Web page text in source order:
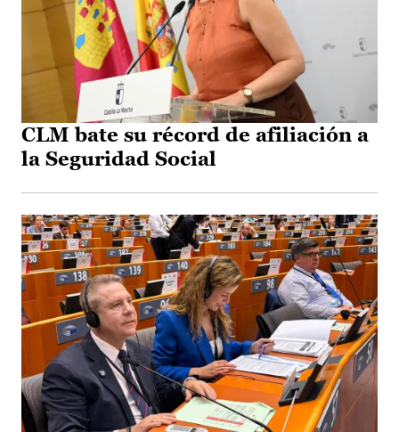
CLM bate su récord de afiliación a
la Seguridad Social